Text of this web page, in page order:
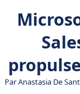
ParAnastasia De